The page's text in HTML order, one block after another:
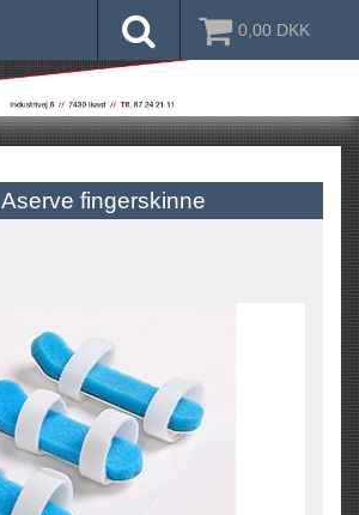
0,00 DKK
Aserve fingerskinne